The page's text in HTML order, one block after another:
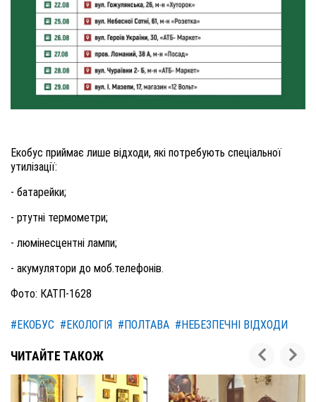
Екобус приймає лише відходи, які потребують спеціальної
утилізації:
- батарейки;
- ртутні термометри;
- люмінесцентні лампи;
- акумулятори до моб.телефонів.
Фото: КАТП-1628
#ЕКОБУС #ЕКОЛОГІЯ #ПОЛТАВА #НЕБЕЗПЕЧНІ ВІДХОДИ
ЧИТАЙТЕ ТАКОЖ